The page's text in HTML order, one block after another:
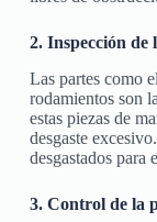
2. Inspección de
Las partes como
rodamientos son
estas piezas de
desgaste
desgastados para
3. Control de la